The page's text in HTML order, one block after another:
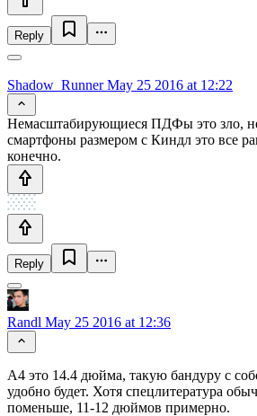
Reply
Shadow_RunnerMay 25 2016 at 12:22
Немасштабирующиеся ПДФы это зло,
смартфоны размером с Киндл это все
конечно.
Reply
Randl May 25 2016 at 12:36
А4 это 14.4 дюйма, такую бандуру с
удобно будет. Хотя спецлитература
поменьше, 11-12 дюймов примерно.